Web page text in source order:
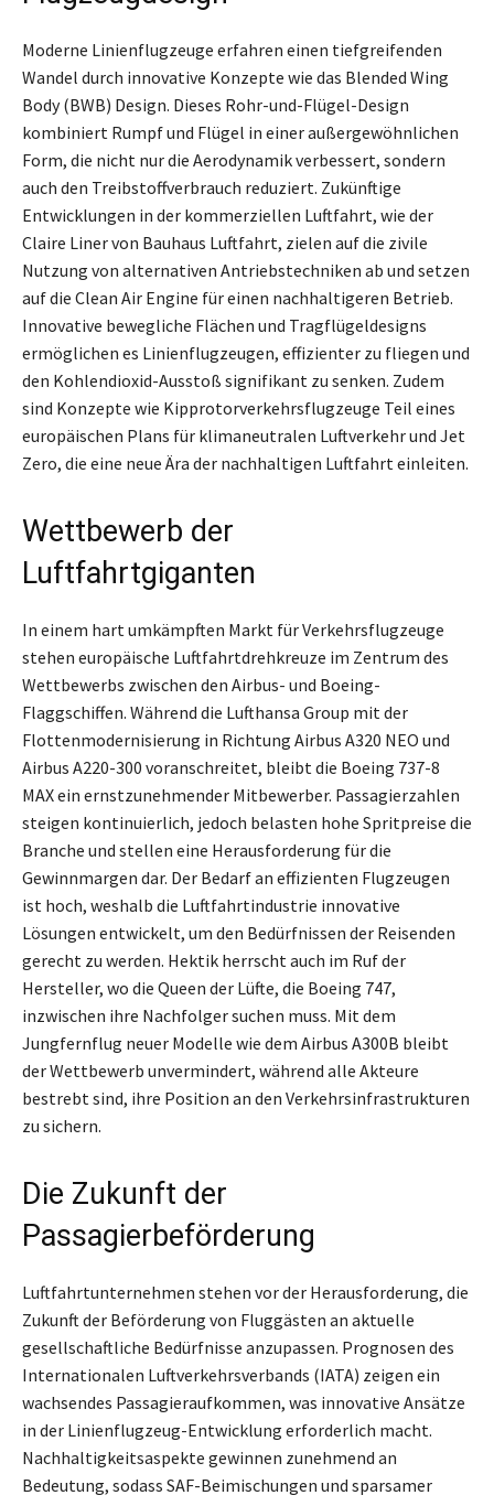
Moderne Linienflugzeuge erfahren einen tiefgreifenden
Wandel durch innovative Konzepte wie das Blended Wing
Body (BWB) Design. Dieses Rohr-und-Flügel-Design
kombiniert Rumpf und Flügel in einer außergewöhnlichen
Form, die nicht nur die Aerodynamik verbessert, sondern
auch den Treibstoffverbrauch reduziert. Zukünftige
Entwicklungen in der kommerziellen Luftfahrt, wie der
Claire Liner von Bauhaus Luftfahrt, zielen auf die zivile
Nutzung von alternativen Antriebstechniken ab und setzen
auf die Clean Air Engine für einen nachhaltigeren Betrieb.
Innovative bewegliche Flächen und Tragflügeldesigns
ermöglichen es Linienflugzeugen, effizienter zu fliegen und
den Kohlendioxid-Ausstoß signifikant zu senken. Zudem
sind Konzepte wie Kipprotorverkehrsflugzeuge Teil eines
europäischen Plans für klimaneutralen Luftverkehr und Jet
Zero, die eine neue Ära der nachhaltigen Luftfahrt einleiten.
Wettbewerb der
Luftfahrtgiganten
In einem hart umkämpften Markt für Verkehrsflugzeuge
stehen europäische Luftfahrtdrehkreuze im Zentrum des
Wettbewerbs zwischen den Airbus- und Boeing-
Flaggschiffen. Während die Lufthansa Group mit der
Flottenmodernisierung in Richtung Airbus A320 NEO und
Airbus A220-300 voranschreitet, bleibt die Boeing 737-8
MAX ein ernstzunehmender Mitbewerber. Passagierzahlen
steigen kontinuierlich, jedoch belasten hohe Spritpreise die
Branche und stellen eine Herausforderung für die
Gewinnmargen dar. Der Bedarf an effizienten Flugzeugen
ist hoch, weshalb die Luftfahrtindustrie innovative
Lösungen entwickelt, um den Bedürfnissen der Reisenden
gerecht zu werden. Hektik herrscht auch im Ruf der
Hersteller, wo die Queen der Lüfte, die Boeing 747,
inzwischen ihre Nachfolger suchen muss. Mit dem
Jungfernflug neuer Modelle wie dem Airbus A300B bleibt
der Wettbewerb unvermindert, während alle Akteure
bestrebt sind, ihre Position an den Verkehrsinfrastrukturen
zu sichern.
Die Zukunft der
Passagierbeförderung
Luftfahrtunternehmen stehen vor der Herausforderung, die
Zukunft der Beförderung von Fluggästen an aktuelle
gesellschaftliche Bedürfnisse anzupassen. Prognosen des
Internationalen Luftverkehrsverbands (IATA) zeigen ein
wachsendes Passagieraufkommen, was innovative Ansätze
in der Linienflugzeug-Entwicklung erforderlich macht.
Nachhaltigkeitsaspekte gewinnen zunehmend an
Bedeutung, sodass SAF-Beimischungen und sparsamer